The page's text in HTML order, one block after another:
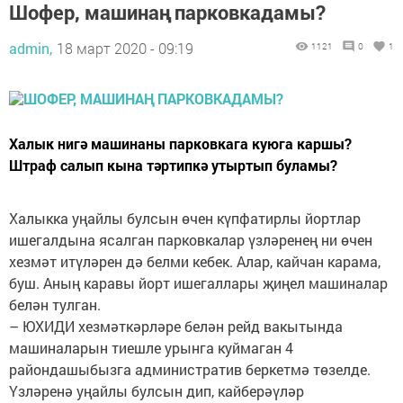
Шофер, машинаң парковкадамы?
admin, 18 март 2020 - 09:19 1121 0 1
Халык нигә машинаны парковкага куюга каршы?
Штраф салып кына тәртипкә утыртып буламы?
Халыкка уңайлы булсын өчен күпфатирлы йортлар
ишегалдына ясалган парковкалар үзләренең ни өчен
хезмәт итүләрен дә белми кебек. Алар, кайчан карама,
буш. Аның каравы йорт ишегаллары җиңел машиналар
белән тулган.
– ЮХИДИ хезмәткәрләре белән рейд вакытында
машиналарын тиешле урынга куймаган 4
райондашыбызга административ беркетмә төзелде.
Үзләренә уңайлы булсын дип, кайберәүләр